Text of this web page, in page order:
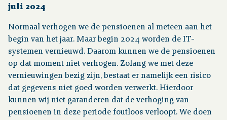
juli 2024
Normaal verhogen we de pensioenen al meteen aan het
begin van het jaar. Maar begin 2024 worden de IT-
systemen vernieuwd. Daarom kunnen we de pensioenen
op dat moment niet verhogen. Zolang we met deze
vernieuwingen bezig zijn, bestaat er namelijk een risico
dat gegevens niet goed worden verwerkt. Hierdoor
kunnen wij niet garanderen dat de verhoging van
pensioenen in deze periode foutloos verloopt. We doen